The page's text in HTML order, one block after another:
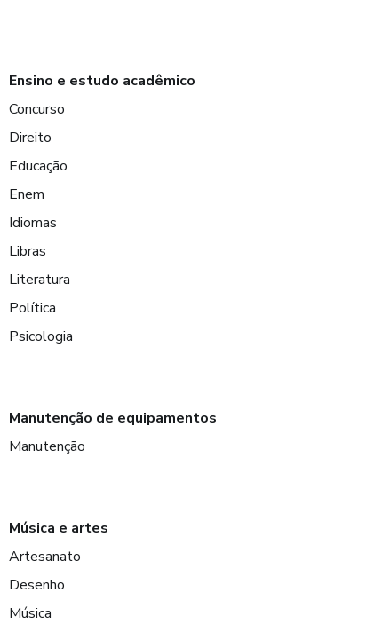
Ensino e estudo acadêmico
Concurso
Direito
Educação
Enem
Idiomas
Libras
Literatura
Política
Psicologia
Manutenção de equipamentos
Manutenção
Música e artes
Artesanato
Desenho
Música